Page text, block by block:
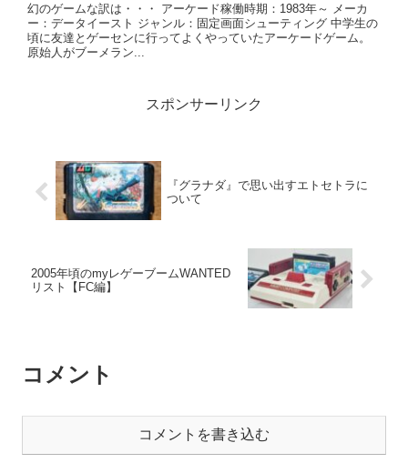
幻のゲームな訳は・・・ アーケード稼働時期：1983年～ メーカ
ー：データイースト ジャンル：固定画面シューティング 中学生の
頃に友達とゲーセンに行ってよくやっていたアーケードゲーム。
原始人がブーメラン...
スポンサーリンク
『グラナダ』で思い出すエトセトラに
ついて
2005年頃のmyレゲーブームWANTED
リスト【FC編】
コメント
コメントを書き込む